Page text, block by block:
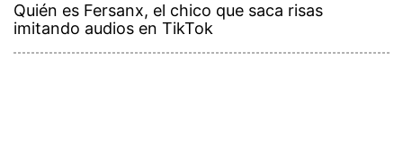
Quién es Fersanx, el chico que saca risas
imitando audios en TikTok